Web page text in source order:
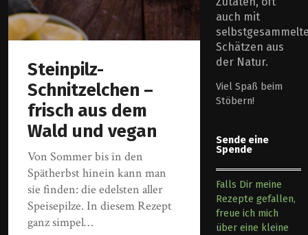
Steinpilz-
Schnitzelchen –
frisch aus dem
Wald und vegan
Von Sommer bis in den
Spätherbst hinein kann man
sie finden: die edelsten aller
Speisepilze. In diesem Rezept
ganz simpel…
auch mit
Schätzen aus
der Natur.
Viel Spaß beim
Stöbern!
Sende eine
Spende
Falls Dir meine
Rezepte gefallen,
freue ich mich
über eine kleine